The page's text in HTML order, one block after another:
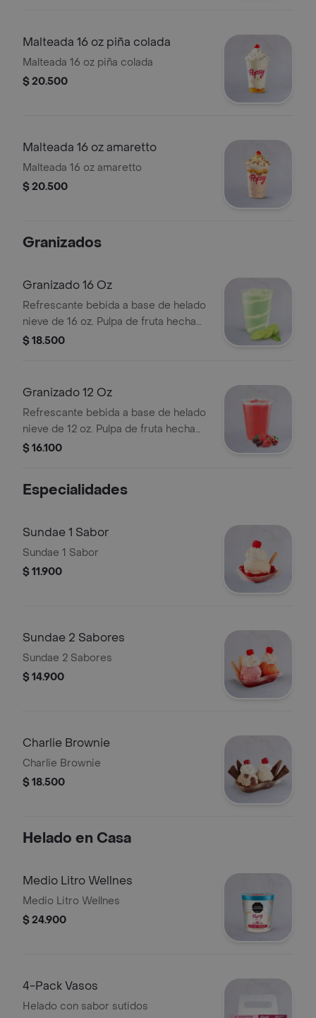
Malteada 16 oz piña colada
Malteada 16 oz piña colada
$ 20.500
Malteada 16 oz amaretto
Malteada 16 oz amaretto
$ 20.500
Granizados
Granizado 16 Oz
Refrescante bebida a base de helado
nieve de 16 oz. Pulpa de fruta hecha
helado.
$ 18.500
Granizado 12 Oz
Refrescante bebida a base de helado
nieve de 12 oz. Pulpa de fruta hecha
helado.
$ 16.100
Especialidades
Sundae 1 Sabor
Sundae 1 Sabor
$ 11.900
Sundae 2 Sabores
Sundae 2 Sabores
$ 14.900
Charlie Brownie
Charlie Brownie
$ 18.500
Helado en Casa
Medio Litro Wellnes
Medio Litro Wellnes
$ 24.900
4-Pack Vasos
Helado con sabor sutidos